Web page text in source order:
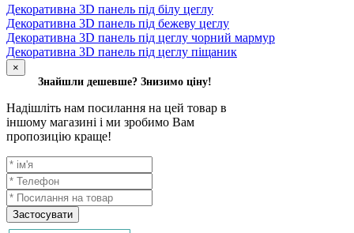
Декоративна 3D панель під білу цеглу
Декоративна 3D панель під бежеву цеглу
Декоративна 3D панель під цеглу чорний мармур
Декоративна 3D панель під цеглу піщаник
×
Знайшли дешевше? Знизимо ціну!
Надішліть нам посилання на цей товар в
іншому магазині і ми зробимо Вам
пропозицію краще!
Застосувати